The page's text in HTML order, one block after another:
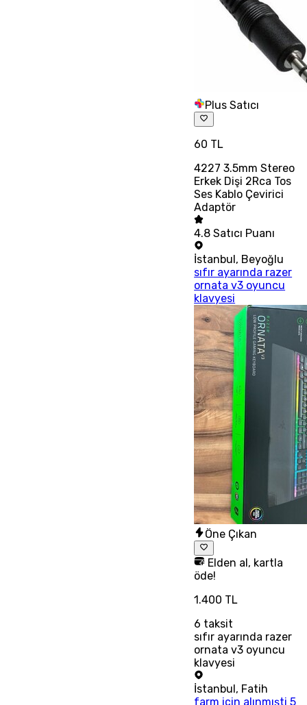
Plus Satıcı
60 TL
4227 3.5mm Stereo
Erkek Dişi 2Rca Tos
Ses Kablo Çevirici
Adaptör
4.8 Satıcı Puanı
İstanbul, Beyoğlu
sıfır ayarında razer
ornata v3 oyuncu
klavyesi
Öne Çıkan
Elden al, kartla
öde!
1.400 TL
6 taksit
sıfır ayarında razer
ornata v3 oyuncu
klavyesi
İstanbul , Fatih
farm için alınmışti 5